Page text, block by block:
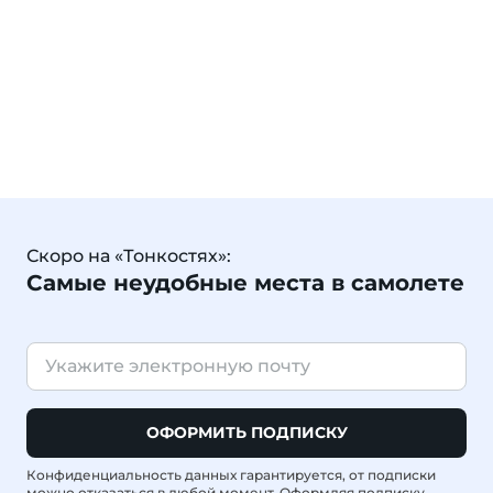
Скоро на «Тонкостях»:
Самые неудобные места в самолете
ОФОРМИТЬ ПОДПИСКУ
Конфиденциальность данных гарантируется, от подписки